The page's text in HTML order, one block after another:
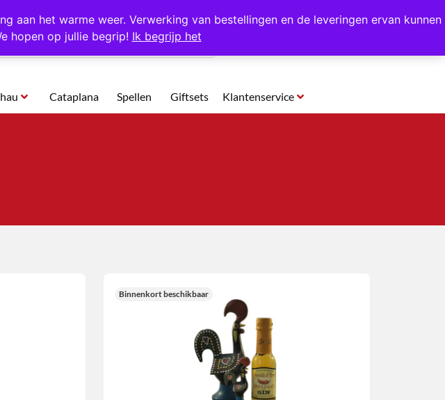
het warme weer. Verwerking van bestellingen en de leveringen ervan kunnen
hopen op jullie begrip! Ik begrijp het
op voorraad Gratis op te halen in Hansweert
Cataplana Spellen Giftsets Klantenservice
Binnenkort beschikbaar